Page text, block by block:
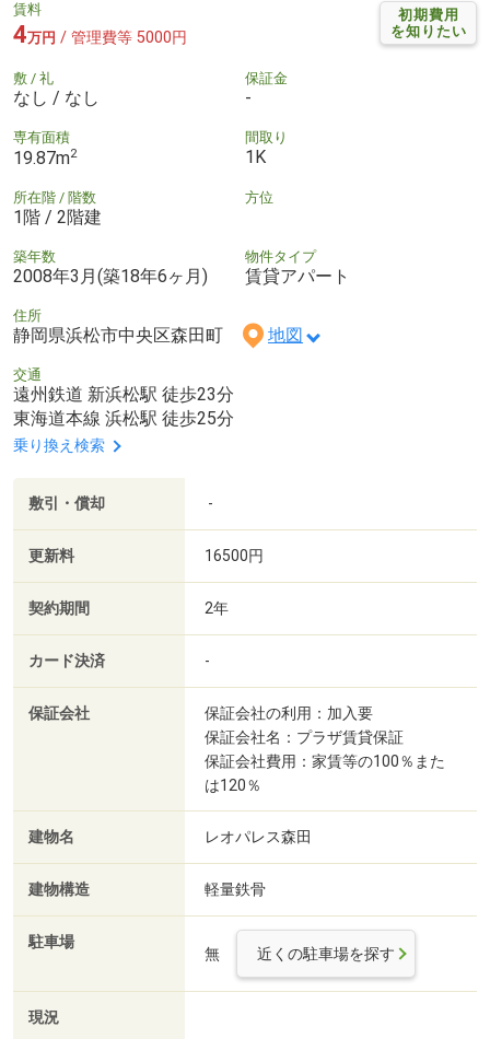
初期費用
を知りたい
賃料
4万円 / 管理費等 5000円
敷 / 礼
なし / なし
保証金
-
専有面積
19.87m2
間取り
1K
所在階 / 階数
1階 / 2階建
方位
築年数
2008年3月(築18年6ヶ月)
物件タイプ
賃貸アパート
住所
静岡県浜松市中央区森田町 地図
交通
遠州鉄道 新浜松駅 徒歩23分
東海道本線 浜松駅 徒歩25分
乗り換え検索
敷引・償却 -
更新料 16500円
契約期間 2年
カード決済 -
保証会社
保証会社の利用：加入要
保証会社名：プラザ賃貸保証
保証会社費用：家賃等の100％また
は120％
建物名 レオパレス森田
建物構造 軽量鉄骨
駐車場
無 近くの駐車場を探す
現況